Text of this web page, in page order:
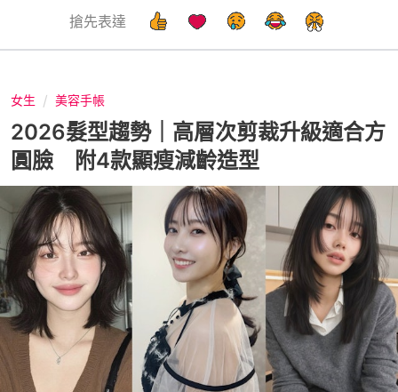
搶先表達
女生 美容手帳
2026髮型趨勢｜高層次剪裁升級適合方
圓臉 附4款顯瘦減齡造型